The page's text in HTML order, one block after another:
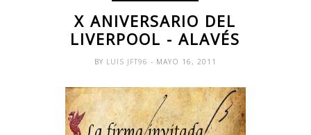
X ANIVERSARIO DEL
LIVERPOOL - ALAVÉS
BY LUIS JFT96 - MAYO 16, 2011